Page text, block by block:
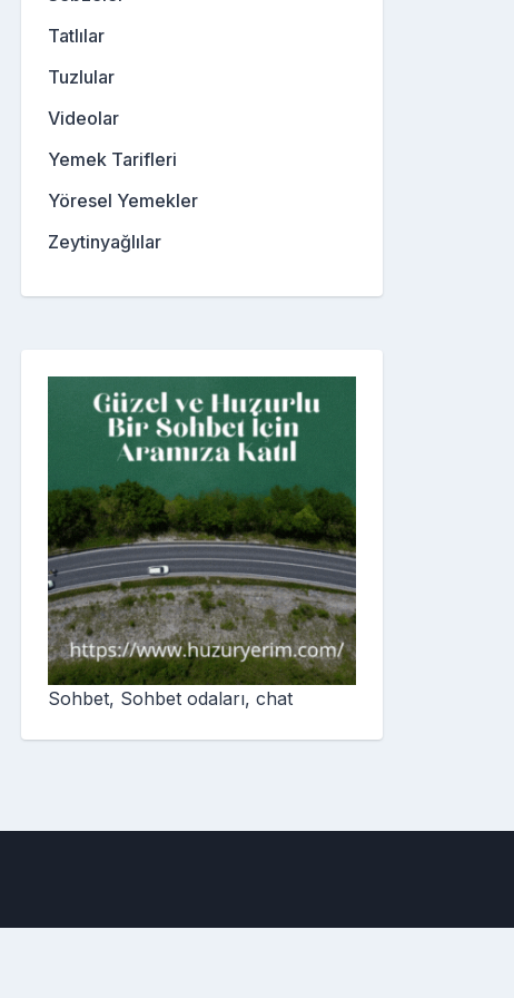
Tatlılar
Tuzlular
Videolar
Yemek Tarifleri
Yöresel Yemekler
Zeytinyağlılar
Sohbet, Sohbet odaları, chat